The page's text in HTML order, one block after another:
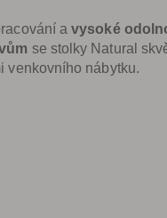
avysoké
se stolky Natural
venkovního nábytku.